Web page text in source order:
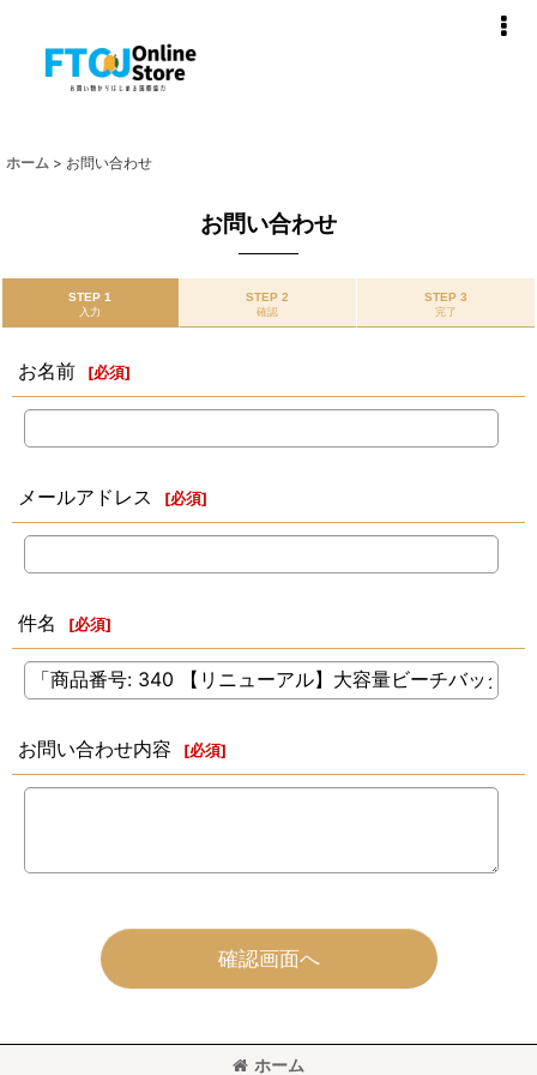
ホーム > お問い合わせ
お問い合わせ
STEP 1
入力
STEP 2
確認
STEP 3
完了
お名前 [必須]
メールアドレス [必須]
件名 [必須]
お問い合わせ内容 [必須]
確認画面へ
ホーム